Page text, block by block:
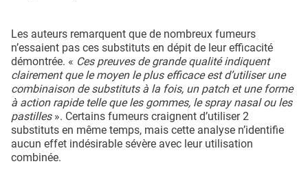
Les auteurs remarquent que de nombreux fumeurs
n’essaient pas ces substituts en dépit de leur efficacité
démontrée. « Ces preuves de grande qualité indiquent
clairement que le moyen le plus efficace est d’utiliser une
combinaison de substituts à la fois, un patch et une forme
à action rapide telle que les gommes, le spray nasal ou les
pastilles». Certains fumeurs craignent d’utiliser 2
substituts en même temps, mais cette analyse n’identifie
aucun effet indésirable sévère avec leur utilisation
combinée.